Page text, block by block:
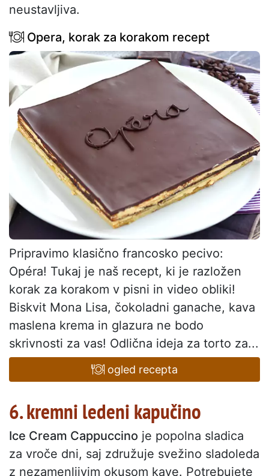
neustavljiva.
Opera, korak za korakom recept
Pripravimo klasično francosko pecivo:
Opéra! Tukaj je naš recept, ki je razložen
korak za korakom v pisni in video obliki!
Biskvit Mona Lisa, čokoladni ganache, kava
maslena krema in glazura ne bodo
skrivnosti za vas! Odlična ideja za torto za...
ogled recepta
6. kremni ledeni kapučino
Ice Cream Cappuccino je popolna sladica
za vroče dni, saj združuje svežino sladoleda
z nezamenljivim okusom kave. Potrebujete